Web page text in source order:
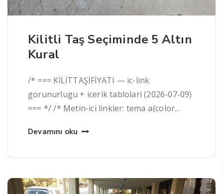
Kilitli Taş Seçiminde 5 Altın
Kural
/* === KİLİTTAŞIFİYATI — ic-link
gorunurlugu + icerik tablolari (2026-07-09)
=== */ /* Metin-ici linkler: tema a{color...
Devamını oku